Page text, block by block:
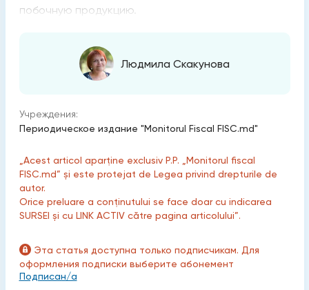
побочную продукцию.
Людмила Скакунова
Учреждения:
Периодическое издание "Monitorul Fiscal FISC.md"
„Acest articol aparține exclusiv P.P. „Monitorul fiscal
FISC.md” și este protejat de Legea privind drepturile de
autor.
Orice preluare a conținutului se face doar cu indicarea
SURSEI și cu LINK ACTIV către pagina articolului”.
Эта статья доступна только подписчикам. Для
оформления подписки выберите абонемент
Подписан/а